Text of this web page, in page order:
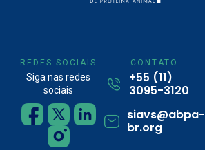
REDES SOCIAIS
Siga nas redes
sociais
CONTATO
+55 (11)
3095-3120
siavs@abpa-
br.org